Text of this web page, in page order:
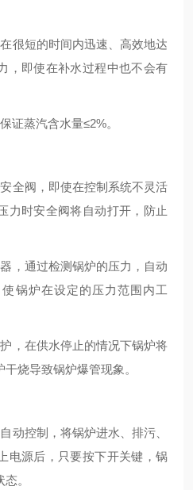
短的时间内迅速、高效地达
，即使在补水过程中也不会有
蒸汽含水量≤2%。
阀，即使在控制系统不灵活
力时安全阀将自动打开，防止
通过检测锅炉的压力，自动
锅炉在设定的压力范围内工
在供水停止的情况下锅炉将
烧导致锅炉爆管现象。
控制，将锅炉进水、排污、
电源后，只要按下开关键，锅
。